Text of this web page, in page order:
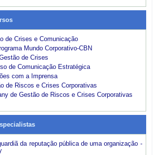
de Crises e Comunicação
Mundo Corporativo-CBN
de Crises
de Comunicação Estratégica
com a Imprensa
de Riscos e Crises Corporativas
de Gestão de Riscos e Crises Corporativas
da reputação pública de uma organização -